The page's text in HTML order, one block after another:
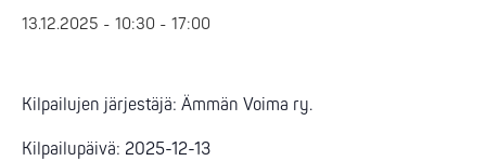
13.12.2025 - 10:30 - 17:00
Kilpailujen järjestäjä: Ämmän Voima ry.
Kilpailupäivä: 2025-12-13